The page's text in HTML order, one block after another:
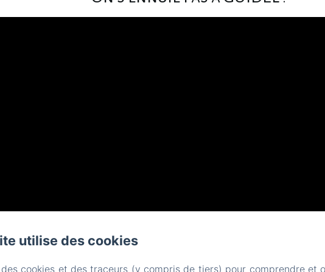
utilise des cookies
cookies et des traceurs (y compris de tiers) pour comprendre et